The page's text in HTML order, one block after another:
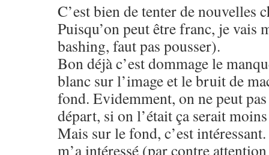
C’est bien de tenter de nouvelles
Puisqu’on peut être franc, je vais
bashing, faut pas pousser).
Bon déjà c’est dommage le
blanc sur l’image et le bruit de
fond. Evidemment, on ne peut
départ, si on l’était ça serait
Mais sur le fond, c’est
m’a intéressé (par contre